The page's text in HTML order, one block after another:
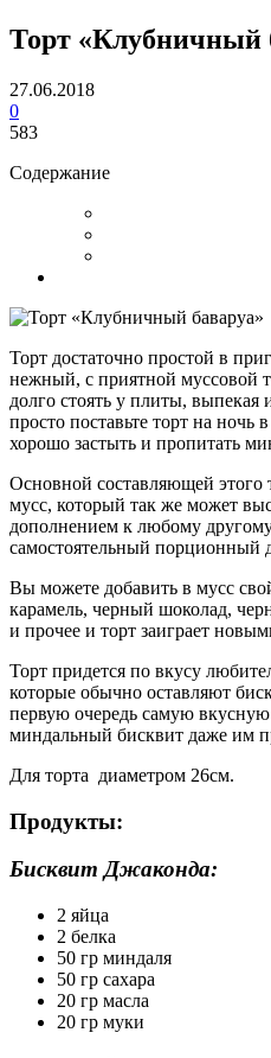
Торт «Клубничный
27.06.2018
0
583
Содержание
Торт достаточно простой в
нежный, с приятной муссовой
долго стоять у плиты,
просто поставьте торт на ночь
хорошо застыть и пропитать
Основной составляющей этого
мусс, который так же может
дополнением к любому
самостоятельный порционный
Вы можете добавить в мусс
карамель, черный шоколад,
и прочее и торт заиграет
Торт придется по вкусу
которые обычно оставляют
первую очередь самую
миндальный бисквит даже им
Для торта диаметром 26см.
Продукты:
Бисквит Джаконда:
2 яйца
2 белка
50 гр миндаля
50 гр сахара
20 гр масла
20 гр муки